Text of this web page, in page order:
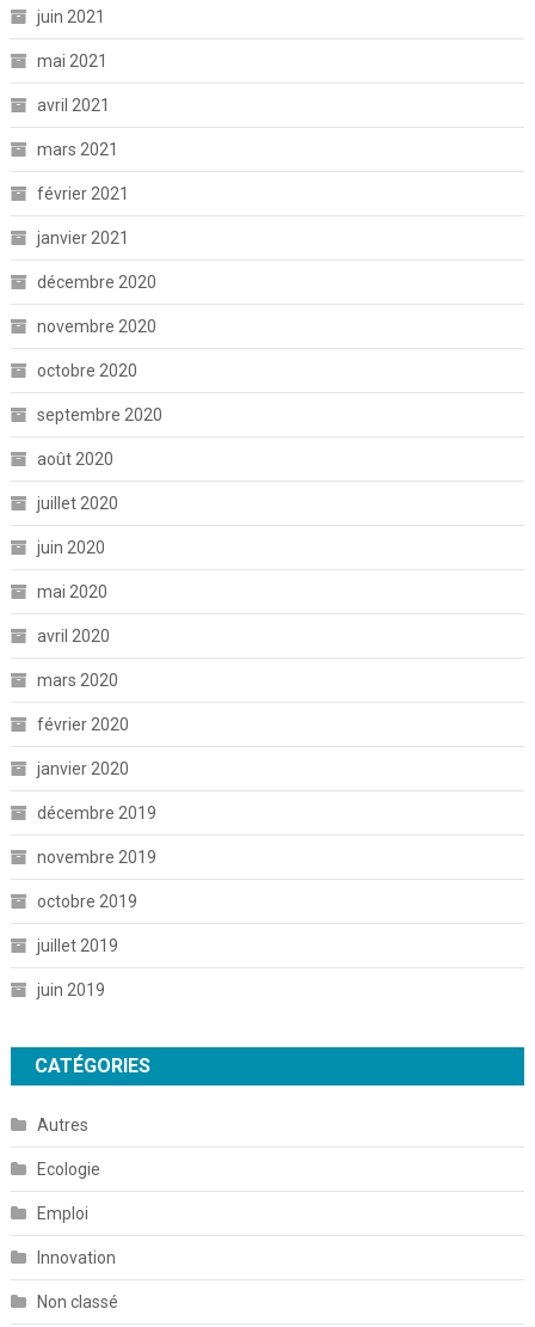
juin 2021
mai 2021
avril 2021
mars 2021
février 2021
janvier 2021
décembre 2020
novembre 2020
octobre 2020
septembre 2020
août 2020
juillet 2020
juin 2020
mai 2020
avril 2020
mars 2020
février 2020
janvier 2020
décembre 2019
novembre 2019
octobre 2019
juillet 2019
juin 2019
CATÉGORIES
Autres
Ecologie
Emploi
Innovation
Non classé